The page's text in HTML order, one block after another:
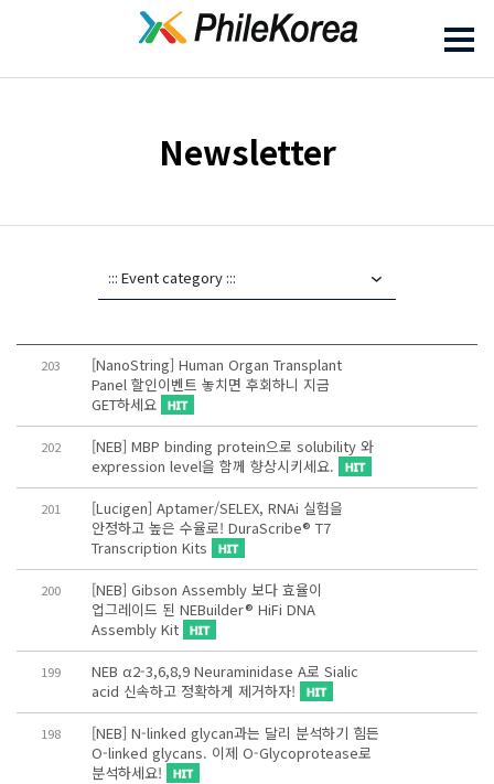
Newsletter
203
[NanoString] Human Organ Transplant
Panel 할인이벤트 놓치면 후회하니 지금
GET하세요
202
[NEB] MBP binding protein으로 solubility 와
expression level을 함께 향상시키세요.
201
[Lucigen] Aptamer/SELEX, RNAi 실험을
안정하고 높은 수율로! DuraScribe® T7
Transcription Kits
200
[NEB] Gibson Assembly 보다 효율이
업그레이드 된 NEBuilder® HiFi DNA
Assembly Kit
199
NEB α2-3,6,8,9 Neuraminidase A로 Sialic
acid 신속하고 정확하게 제거하자!
198
[NEB] N-linked glycan과는 달리 분석하기 힘든
O-linked glycans. 이제 O-Glycoprotease로
분석하세요!